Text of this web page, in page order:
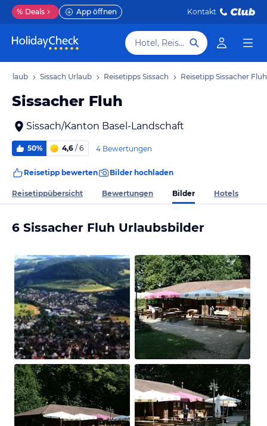
% Deals App öffnen Kontakt
Hotel, Reiseziel
Urlaub Sissach Urlaub Reisetipps Sissach Reisetipp Sissacher Fluh
Sissacher Fluh
Sissach/Kanton Basel-Landschaft
50% 4,6 / 6 4 Bewertungen
Reisetipp bewerten Bilder hochladen
Reisetippübersicht Bewertungen Bilder Hotels
6 Sissacher Fluh Urlaubsbilder